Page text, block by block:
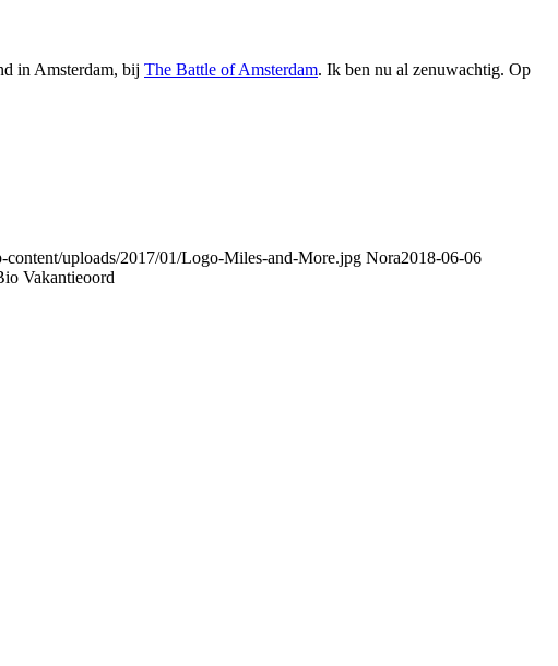
in Amsterdam, bij The Battle of Amsterdam. Ik ben nu al zenuwachtig. Op
uploads/2017/01/Logo-Miles-and-More.jpg Nora2018-06-06
Vakantieoord